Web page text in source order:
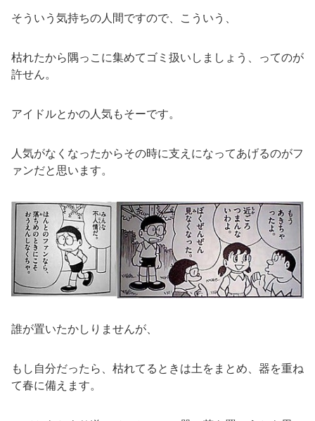
そういう気持ちの人間ですので、こういう、
枯れたから隅っこに集めてゴミ扱いしましょう、ってのが
許せん。
アイドルとかの人気もそーです。
人気がなくなったからその時に支えになってあげるのがフ
ァンだと思います。
誰が置いたかしりませんが、
もし自分だったら、枯れてるときは土をまとめ、器を重ね
て春に備えます。